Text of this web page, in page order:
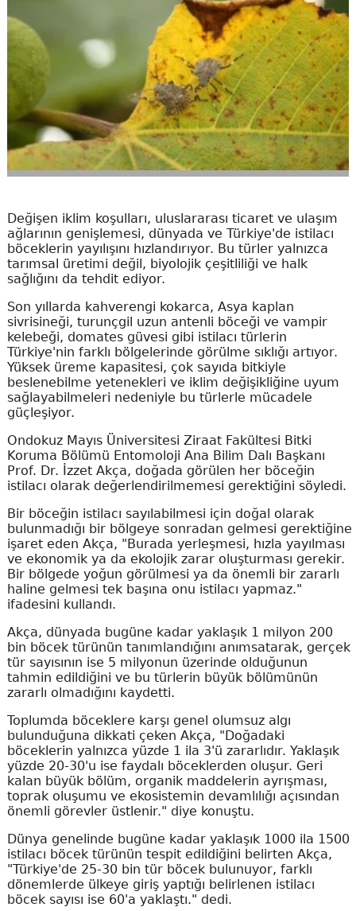
Değişen iklim koşulları, uluslararası ticaret ve ulaşım
ağlarının genişlemesi, dünyada ve Türkiye'de istilacı
böceklerin yayılışını hızlandırıyor. Bu türler yalnızca
tarımsal üretimi değil, biyolojik çeşitliliği ve halk
sağlığını da tehdit ediyor.
Son yıllarda kahverengi kokarca, Asya kaplan
sivrisineği, turunçgil uzun antenli böceği ve vampir
kelebeği, domates güvesi gibi istilacı türlerin
Türkiye'nin farklı bölgelerinde görülme sıklığı artıyor.
Yüksek üreme kapasitesi, çok sayıda bitkiyle
beslenebilme yetenekleri ve iklim değişikliğine uyum
sağlayabilmeleri nedeniyle bu türlerle mücadele
güçleşiyor.
Ondokuz Mayıs Üniversitesi Ziraat Fakültesi Bitki
Koruma Bölümü Entomoloji Ana Bilim Dalı Başkanı
Prof. Dr. İzzet Akça, doğada görülen her böceğin
istilacı olarak değerlendirilmemesi gerektiğini söyledi.
Bir böceğin istilacı sayılabilmesi için doğal olarak
bulunmadığı bir bölgeye sonradan gelmesi gerektiğine
işaret eden Akça, "Burada yerleşmesi, hızla yayılması
ve ekonomik ya da ekolojik zarar oluşturması gerekir.
Bir bölgede yoğun görülmesi ya da önemli bir zararlı
haline gelmesi tek başına onu istilacı yapmaz."
ifadesini kullandı.
Akça, dünyada bugüne kadar yaklaşık 1 milyon 200
bin böcek türünün tanımlandığını anımsatarak, gerçek
tür sayısının ise 5 milyonun üzerinde olduğunun
tahmin edildiğini ve bu türlerin büyük bölümünün
zararlı olmadığını kaydetti.
Toplumda böceklere karşı genel olumsuz algı
bulunduğuna dikkati çeken Akça, "Doğadaki
böceklerin yalnızca yüzde 1 ila 3'ü zararlıdır. Yaklaşık
yüzde 20-30'u ise faydalı böceklerden oluşur. Geri
kalan büyük bölüm, organik maddelerin ayrışması,
toprak oluşumu ve ekosistemin devamlılığı açısından
önemli görevler üstlenir." diye konuştu.
Dünya genelinde bugüne kadar yaklaşık 1000 ila 1500
istilacı böcek türünün tespit edildiğini belirten Akça,
"Türkiye'de 25-30 bin tür böcek bulunuyor, farklı
dönemlerde ülkeye giriş yaptığı belirlenen istilacı
böcek sayısı ise 60'a yaklaştı." dedi.